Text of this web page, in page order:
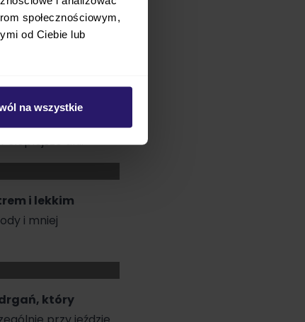
społecznościowym,
od Ciebie lub
na wszystkie
ze stelaża i
wózek po
z przodu)
cieplejsze dni.
i lekkim
i mniej
który